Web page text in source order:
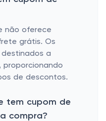
não oferece
grátis. Os
destinados a
proporcionando
de descontos.
tem cupom de
compra?